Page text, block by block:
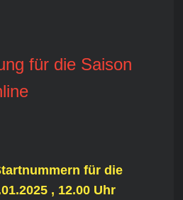
für die Saison
für die
, 12.00 Uhr